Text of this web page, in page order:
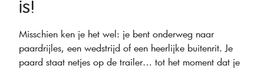
is!
Misschien ken je het wel: je bent onderweg naar
paardrijles, een wedstrijd of een heerlijke buitenrit. Je
paard staat netjes op de trailer… tot het moment dat je